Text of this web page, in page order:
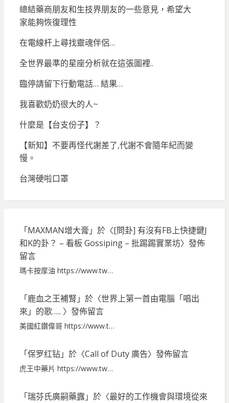
總結藥商朋友和生技界朋友的一些意見，希望大
家能夠恢復理性
在電線杆上尋找靈魂伴侶…
全世界最準的星座分析就在這張圖裡..
臨停請留下行動電話… 結果…
我喜歡奶奶很大的人~
什麼是【台支份子】？
【新知】不要再怪代謝差了,代謝不會隨年紀而變
慢。
台灣硬啦口罩
「MAXMAN增大膏 」於〈[問卦] 有沒有FB上快捷鍵J
和K的卦？ – 看板 Gossiping – 批踢踢實業坊〉發佈
留言
瑪卡按摩油 https://www.tw…
「鹿血之王補腎 」於〈世界上第一首由電腦「唱出
來」的歌….. 〉發佈留言
美國紅鑽偉哥 https://www.t…
「保罗红钻」於〈Call of Duty 廣告〉發佈留言
虎王中藥片 https://www.tw…
「瑞芬氏廣嗣藥露」於〈最好的工作機會與環境從來